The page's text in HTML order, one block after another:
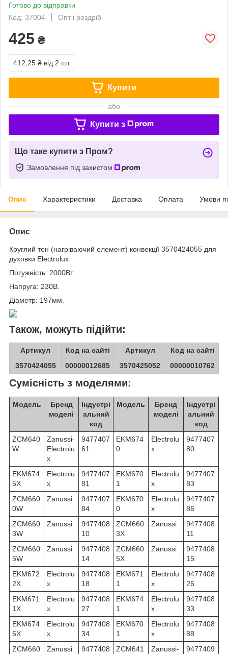
Готово до відправки
Код: 37004
Опт і роздріб
425 ₴
412,25 ₴ від 2 шт.
Купити
або
Купити з
Що таке купити з Пром?
Замовлення під захистом
Опис Характеристики Доставка Оплата Умови
Опис
Круглий тен (нагріваючий елемент) конвекції 3570424055 для
духовки Electrolux.
Потужність: 2000Вт.
Напруга: 230В.
Діаметр: 197мм.
Також, можуть підійти:
Артикул Код на сайті Артикул
Код на сайті
3570424055
00000012685 3570425052 00000010762
Сумісність з моделями:
Модель
Бренд
моделі
Індустрі
альний
код
Модель
Бренд
моделі
Індустрі
альний
код
ZCM640
W
Zanussi-
Electrolu
x
9477407
61
EKM674
0
Electrolu
x
9477407
80
EKM674
5X
Electrolu
x
9477407
81
EKM670
1
Electrolu
x
9477407
83
ZCM660
0W
Zanussi
9477407
84
EKM670
0
Electrolu
x
9477407
86
ZCM660
3W
Zanussi
9477408
10
ZCM660
3X
Zanussi
9477408
11
ZCM660
5W
Zanussi
9477408
14
ZCM660
5X
Zanussi
9477408
15
EKM672
2X
Electrolu
x
9477408
18
EKM671
1
Electrolu
x
9477408
26
EKM671
1X
Electrolu
x
9477408
27
EKM674
1
Electrolu
x
9477408
33
EKM674
6X
Electrolu
x
9477408
34
EKM670
1
Electrolu
x
9477408
88
ZCM660
Zanussi
9477408
ZCM641
Zanussi-
9477409